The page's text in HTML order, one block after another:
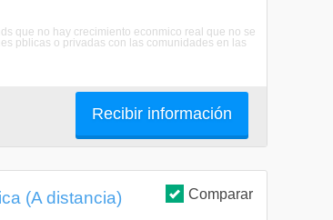
que no hay crecimiento econmico real que no se
pblicas o privadas con las comunidades en las
Recibir información
Comparar
(A distancia)